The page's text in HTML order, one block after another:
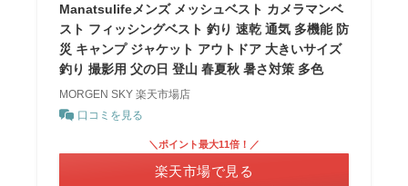
Manatsulifeメンズ メッシュベスト カメラマンベ
スト フィッシングベスト 釣り 速乾 通気 多機能 防
災 キャンプ ジャケット アウトドア 大きいサイズ
釣り 撮影用 父の日 登山 春夏秋 暑さ対策 多色
MORGEN SKY 楽天市場店
口コミを見る
＼ポイント最大11倍！／
楽天市場で見る